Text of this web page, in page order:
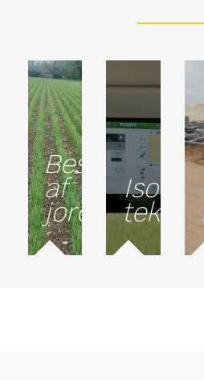
Beskyttelse
af
jord
Isobus-